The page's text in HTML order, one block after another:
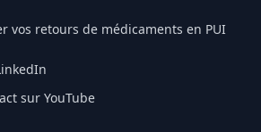
vos retours de médicaments en PUI
sur YouTube